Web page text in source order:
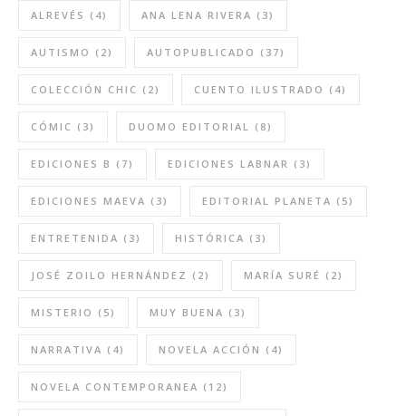
ALREVÉS (4) ANA LENA RIVERA (3)
AUTISMO (2) AUTOPUBLICADO (37)
COLECCIÓN CHIC (2) CUENTO ILUSTRADO (4)
CÓMIC (3) DUOMO EDITORIAL (8)
EDICIONES B (7) EDICIONES LABNAR (3)
EDICIONES MAEVA (3) EDITORIAL PLANETA (5)
ENTRETENIDA (3) HISTÓRICA (3)
JOSÉ ZOILO HERNÁNDEZ (2) MARÍA SURÉ (2)
MISTERIO (5) MUY BUENA (3)
NARRATIVA (4) NOVELA ACCIÓN (4)
NOVELA CONTEMPORANEA (12)